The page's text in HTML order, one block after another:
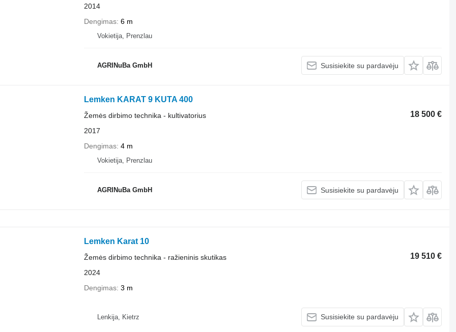
2014
Dengimas 6 m
Vokietija, Prenzlau
AGRINuBa GmbH Susisiekite su pardavėju
Lemken KARAT 9 KUTA 400
18 500 €
Žemės dirbimo technika - kultivatorius
2017
Dengimas 4 m
Vokietija, Prenzlau
AGRINuBa GmbH Susisiekite su pardavėju
Lemken Karat 10
19 510 €
Žemės dirbimo technika - ražieninis skutikas
2024
Dengimas 3 m
Lenkija, Kietrz Susisiekite su pardavėju